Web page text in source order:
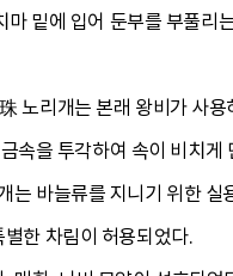
밑에 입어 둔부를 부풀리
노리개는 본래 왕비가 사
을 투각하여 속이 비치
바늘류를 지니기 위한
한 차림이 허용되었다.